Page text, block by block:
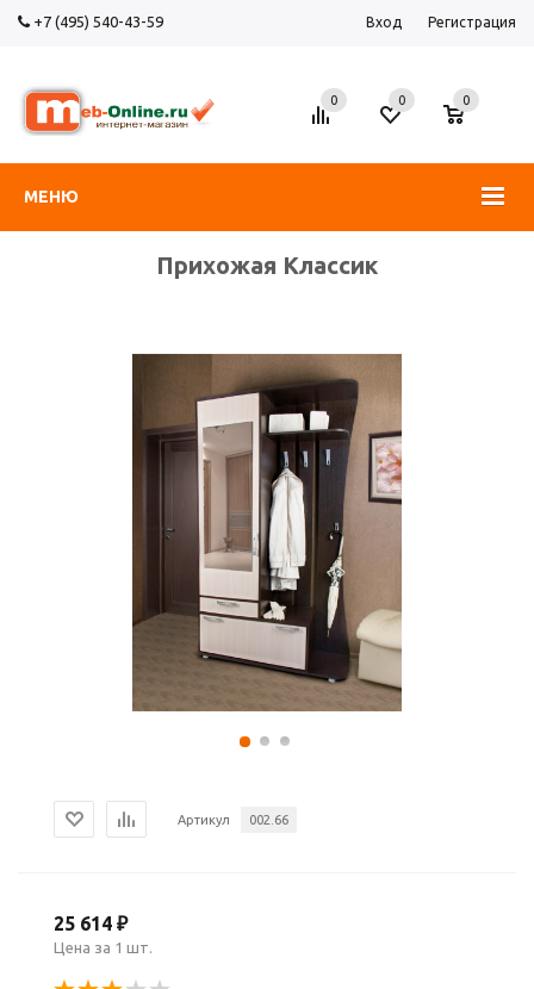
+7 (495) 540-43-59 Вход Регистрация
МЕНЮ
0 0
0
Прихожая Классик
Артикул 002.66
25 614 ₽
Цена за 1 шт.